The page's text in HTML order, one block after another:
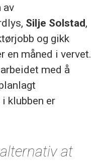
av
Silje Solstad,
og gikk
en måned i vervet.
med å
klubben er
at